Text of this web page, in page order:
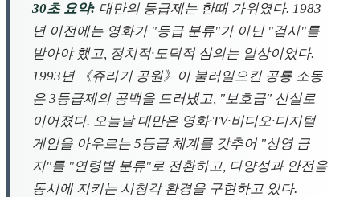
30초 요약: 대만의 등급제는 한때 가위였다. 1983
년 이전에는 영화가 "등급 분류"가 아닌 "검사"를
받아야 했고, 정치적·도덕적 심의는 일상이었다.
1993년 《쥬라기 공원》이 불러일으킨 공룡 소동
은 3등급제의 공백을 드러냈고, "보호급" 신설로
이어졌다. 오늘날 대만은 영화·TV·비디오·디지털
게임을 아우르는 5등급 체계를 갖추어 "상영 금
지"를 "연령별 분류"로 전환하고, 다양성과 안전을
동시에 지키는 시청각 환경을 구현하고 있다.